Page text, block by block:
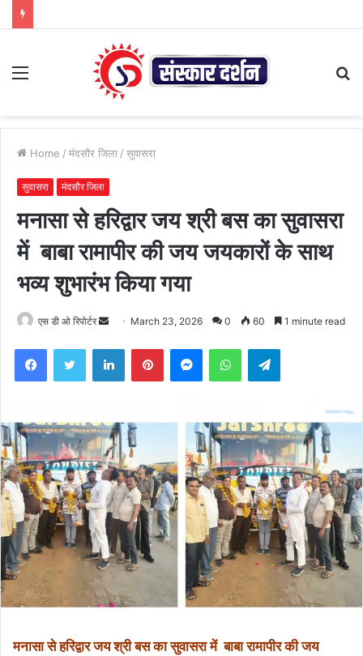
Menu
Home / मंदसौर जिला / सुवासरा
सुवासरा मंदसौर जिला
मनासा से हरिद्वार जय श्री बस का सुवासरा
में बाबा रामापीर की जय जयकारों के साथ
भव्य शुभारंभ किया गया
एस डी ओ रिपोर्टर
Send March 23, 2026 0 60 1 minute read
FacebookTwitter LinkedInPinterestMessengerWhatsAppTelegram
मनासा से हरिद्वार जय श्री बस का सुवासरा में बाबा रामापीर की जय